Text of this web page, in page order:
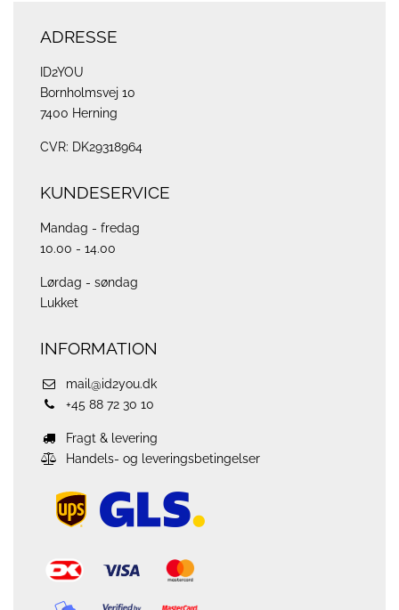
ADRESSE
ID2YOU
Bornholmsvej 10
7400 Herning
CVR: DK29318964
KUNDESERVICE
Mandag - fredag
10.00 - 14.00
Lørdag - søndag
Lukket
INFORMATION
mail@id2you.dk
+45 88 72 30 10
Fragt & levering
Handels- og leveringsbetingelser
ups
logo